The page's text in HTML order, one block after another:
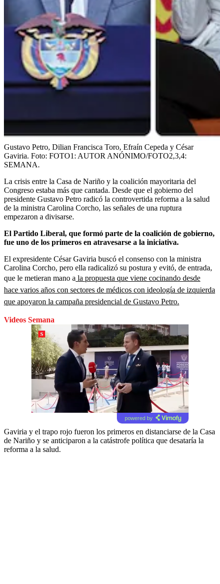
Gustavo Petro, Dilian Francisca Toro, Efraín Cepeda y César
Gaviria. Foto: FOTO1: AUTOR ANÓNIMO/FOTO2,3,4:
SEMANA.
La crisis entre la Casa de Nariño y la coalición mayoritaria del
Congreso estaba más que cantada. Desde que el gobierno del
presidente Gustavo Petro radicó la controvertida reforma a la salud
de la ministra Carolina Corcho, las señales de una ruptura
empezaron a divisarse.
El Partido Liberal, que formó parte de la coalición de gobierno,
fue uno de los primeros en atravesarse a la iniciativa.
El expresidente César Gaviria buscó el consenso con la ministra
Carolina Corcho, pero ella radicalizó su postura y evitó, de entrada,
que le metieran mano a la propuesta que viene cocinando desde
hace varios años con sectores de médicos con ideología de izquierda
que apoyaron la campaña presidencial de Gustavo Petro.
Videos Semana
powered by
Gaviria y el trapo rojo fueron los primeros en distanciarse de la Casa
de Nariño y se anticiparon a la catástrofe política que desataría la
reforma a la salud.